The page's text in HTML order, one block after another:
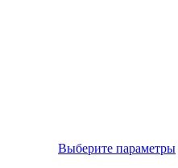
Выберите параметры